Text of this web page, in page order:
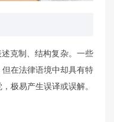
克制、结构复杂。一些
在法律语境中却具有特
极易产生误译或误解。